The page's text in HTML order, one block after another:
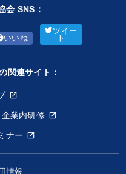
会 SNS：
いいね
ツイー
ト
関連サイト：
業内研修
ナー
情報